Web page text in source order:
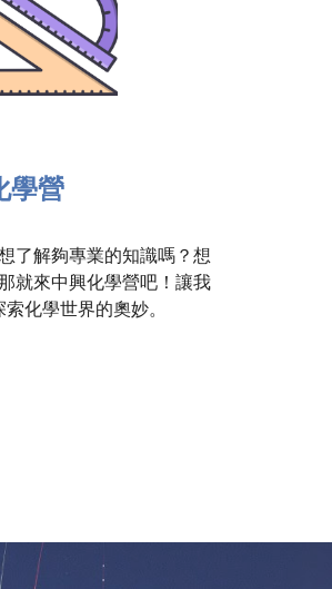
學營
了解夠專業的知識嗎？想
就來中興化學營吧！讓我
化學世界的奧妙。